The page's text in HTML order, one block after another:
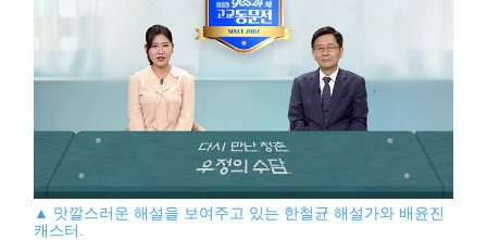
▲ 맛깔스러운 해설을 보여주고 있는 한철균 해설가와 배윤진
캐스터.